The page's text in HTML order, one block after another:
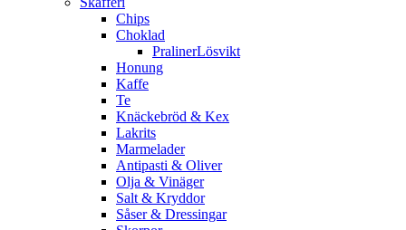
Chips
Choklad
PralinerLösvikt
Honung
Kaffe
Te
Knäckebröd & Kex
Lakrits
Marmelader
Antipasti & Oliver
Olja & Vinäger
Salt & Kryddor
Såser & Dressingar